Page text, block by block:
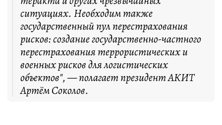
ситуациях. Необходим также
государственный пул перестрахования
рисков: создание государственно-частного
перестрахования террористических и
военных рисков для логистических
объектов", — полагает президент АКИТ
Артём Соколов.